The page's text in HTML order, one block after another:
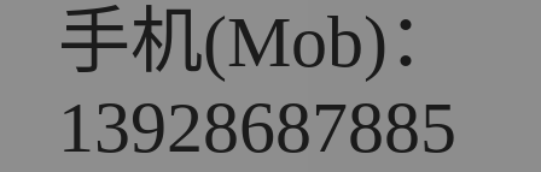
手机(Mob)：
13928687885